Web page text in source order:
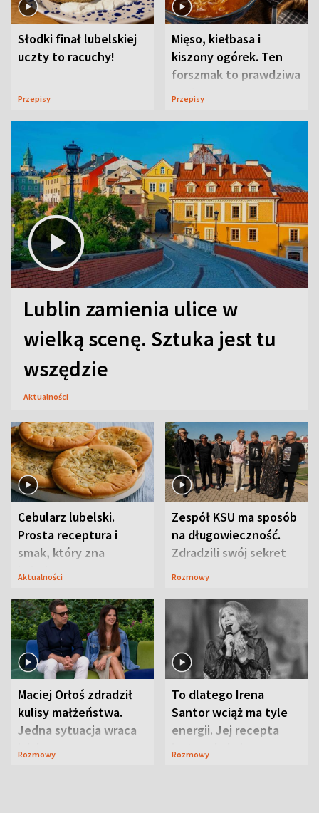
Słodki finał lubelskiej
uczty to racuchy!
Przepisy
Mięso, kiełbasa i
kiszony ogórek. Ten
forszmak to prawdziwa
uczta
Przepisy
Lublin zamienia ulice w
wielką scenę. Sztuka jest tu
wszędzie
Aktualności
Cebularz lubelski.
Prosta receptura i
smak, który zna
Lubelszczyzna
Aktualności
Zespół KSU ma sposób
na długowieczność.
Zdradzili swój sekret
Rozmowy
Maciej Orłoś zdradził
kulisy małżeństwa.
Jedna sytuacja wraca
jak bumerang
Rozmowy
To dlatego Irena
Santor wciąż ma tyle
energii. Jej recepta
jest zaskakująco
Rozmowy